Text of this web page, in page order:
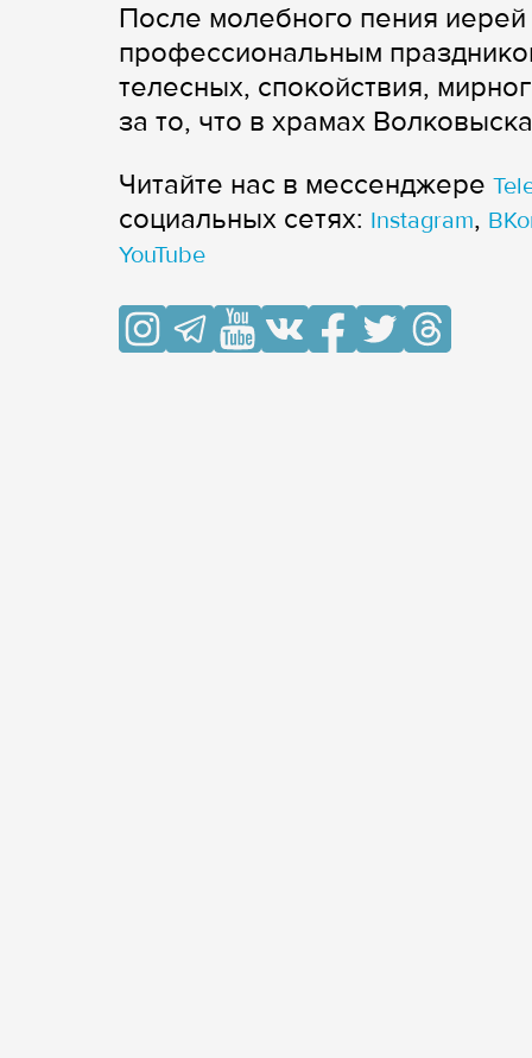
После молебного пения
профессиональным
телесных, спокойствия,
за то, что в храмах
Читайте нас в мессенджере
cоциальных сетях: Instagram,
YouTube